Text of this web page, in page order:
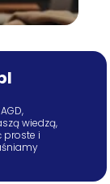
wiedzą,
proste i